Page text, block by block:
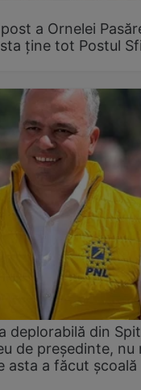
a Ornelei
ține tot Postul
deplorabilă din
de președinte, nu
asta a făcut școală